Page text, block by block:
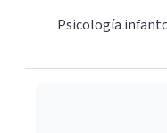
Psicología